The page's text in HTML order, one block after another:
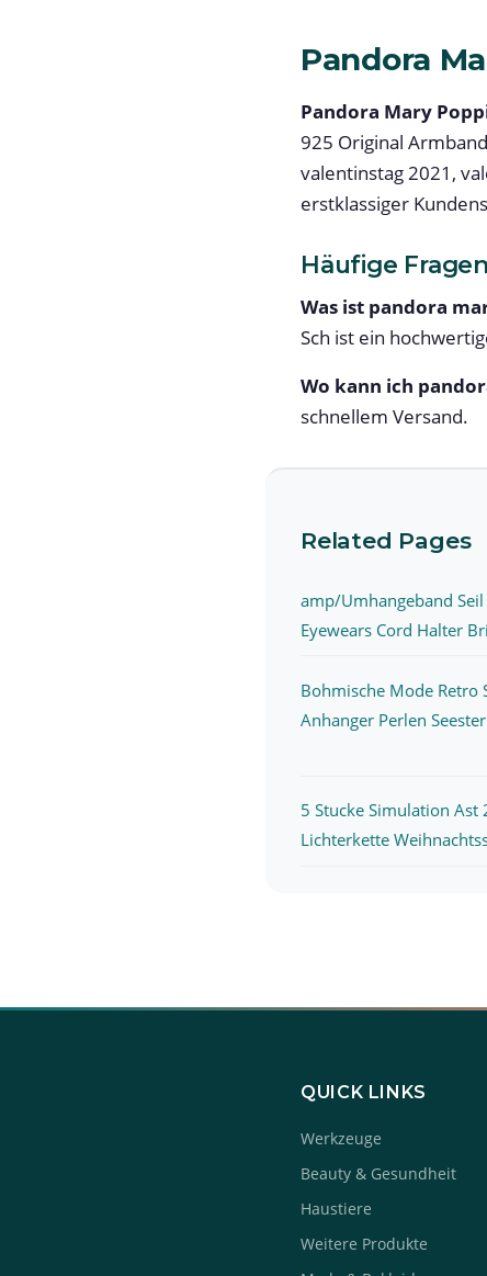
Pandora
Pandora Mary
925 Original
valentinstag 2021,
erstklassiger
Häufige
Was ist pandora
Sch ist ein
Wo kann ich
schnellem Versand.
Related Pages
amp/Umhangeband Seil
Eyewears Cord Halter
Bohmische Mode Retro
Anhanger Perlen
5 Stucke Simulation Ast
Lichterkette
QUICK LINKS
Werkzeuge
Beauty & Gesundheit
Haustiere
Weitere Produkte